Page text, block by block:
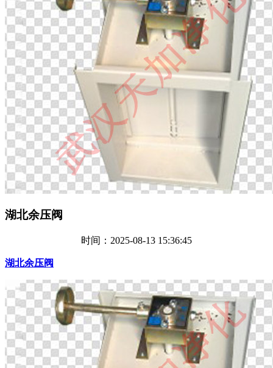
湖北余压阀
时间：2025-08-13 15:36:45
湖北余压阀